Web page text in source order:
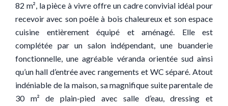
82 m², la pièce à vivre offre un cadre convivial idéal pour
recevoir avec son poêle à bois chaleureux et son espace
cuisine entièrement équipé et aménagé. Elle est
complétée par un salon indépendant, une buanderie
fonctionnelle, une agréable véranda orientée sud ainsi
qu’un hall d’entrée avec rangements et WC séparé. Atout
indéniable de la maison, sa magnifique suite parentale de
30 m² de plain-pied avec salle d’eau, dressing et